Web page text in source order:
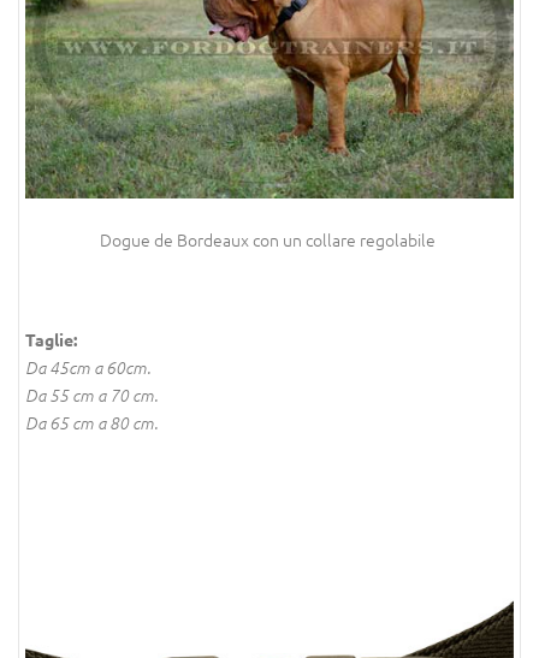
Dogue de Bordeaux con un collare regolabile
Taglie:
Da 45cm a 60cm.
Da 55 cm a 70 cm.
Da 65 cm a 80 cm.